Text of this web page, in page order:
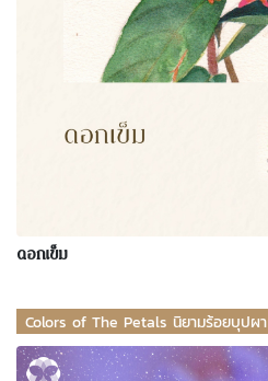
ดอกเข็ม
Colors of The Petals นิยามร้อยบุปผา